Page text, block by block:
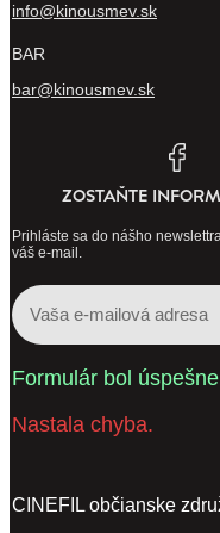
info@kinousmev.sk
BAR
bar@kinousmev.sk
ZOSTAŇTE
Prihláste sa do nášho
váš e-mail.
Formulár bol
Nastala chyba.
CINEFIL občianske